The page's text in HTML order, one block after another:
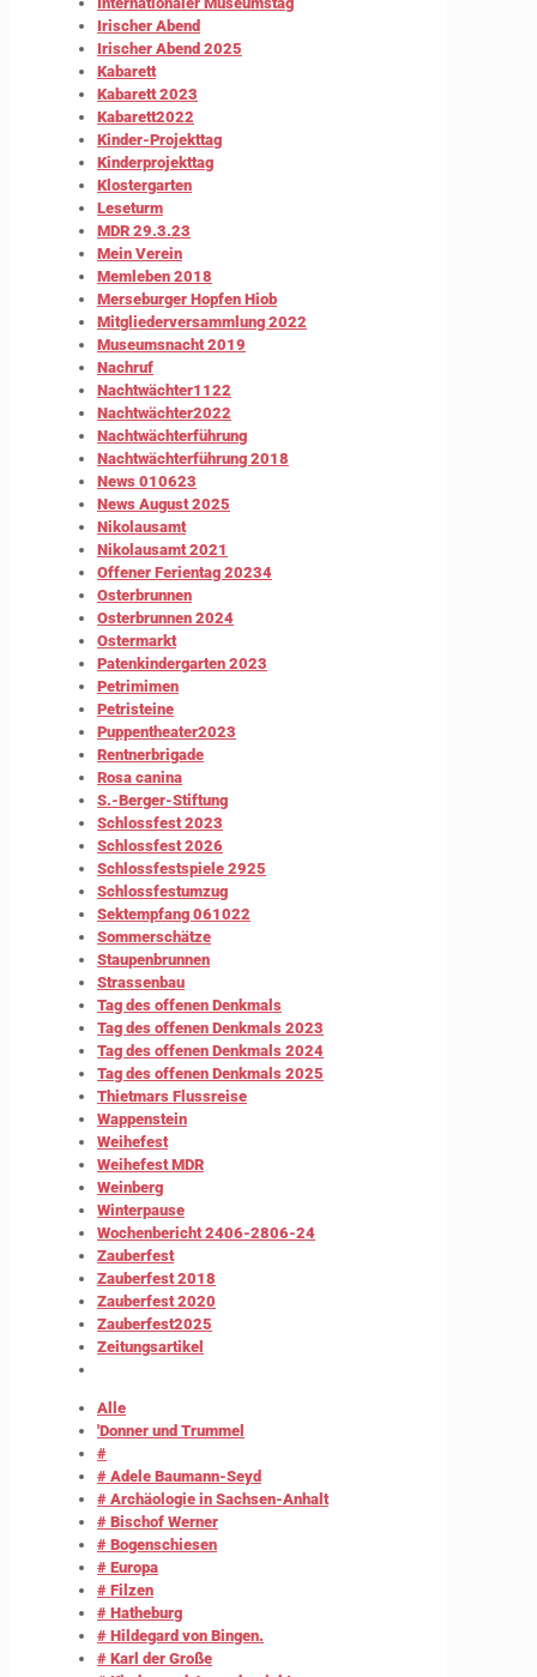
Irischer Abend
Irischer Abend 2025
Kabarett
Kabarett 2023
Kabarett2022
Kinder-Projekttag
Kinderprojekttag
Klostergarten
Leseturm
MDR 29.3.23
Mein Verein
Memleben 2018
Merseburger Hopfen Hiob
Mitgliederversammlung 2022
Museumsnacht 2019
Nachruf
Nachtwächter1122
Nachtwächter2022
Nachtwächterführung
Nachtwächterführung 2018
News 010623
News August 2025
Nikolausamt
Nikolausamt 2021
Offener Ferientag 20234
Osterbrunnen
Osterbrunnen 2024
Ostermarkt
Patenkindergarten 2023
Petrimimen
Petristeine
Puppentheater2023
Rentnerbrigade
Rosa canina
S.-Berger-Stiftung
Schlossfest 2023
Schlossfest 2026
Schlossfestspiele 2925
Schlossfestumzug
Sektempfang 061022
Sommerschätze
Staupenbrunnen
Strassenbau
Tag des offenen Denkmals
Tag des offenen Denkmals 2023
Tag des offenen Denkmals 2024
Tag des offenen Denkmals 2025
Thietmars Flussreise
Wappenstein
Weihefest
Weihefest MDR
Weinberg
Winterpause
Wochenbericht 2406-2806-24
Zauberfest
Zauberfest 2018
Zauberfest 2020
Zauberfest2025
Zeitungsartikel
Alle
'Donner und Trummel
#
# Adele Baumann-Seyd
# Archäologie in Sachsen-Anhalt
# Bischof Werner
# Bogenschiesen
# Europa
# Filzen
# Hatheburg
# Hildegard von Bingen.
# Karl der Große